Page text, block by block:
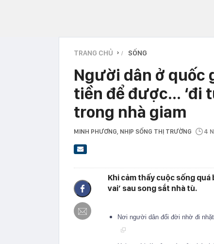
TRANG CHỦ › SỐNG
Người dân ở quốc
tiền để được... ‘đi
trong nhà giam
MINH PHƯƠNG , NHỊP SỐNG THỊ TRƯỜNG 4
Khi cảm thấy cuộc sống
vai’ sau song sắt nhà tù.
Nơi người dân đổi đời nhờ đi